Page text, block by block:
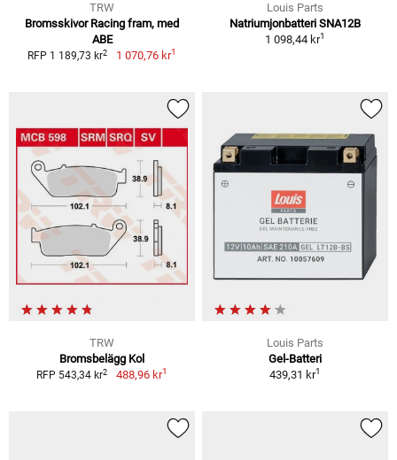
TRW
Bromsskivor Racing fram, med
ABE
RFP 1 189,73 kr2 1 070,76 kr1
Louis Parts
Natriumjonbatteri SNA12B
1 098,44 kr1
TRW
Bromsbelägg Kol
RFP 543,34 kr2 488,96 kr1
Louis Parts
Gel-Batteri
439,31 kr1